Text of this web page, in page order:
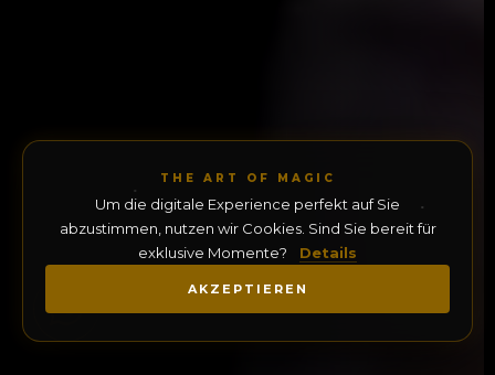
THE ART OF MAGIC
Um die digitale Experience perfekt auf Sie
abzustimmen, nutzen wir Cookies. Sind Sie bereit für
exklusive Momente?
Details
AKZEPTIEREN